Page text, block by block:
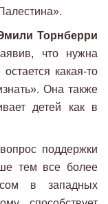
Торнберри
что нужна
какая-то
Она также
детей как в
поддержки
тем все более
в западных